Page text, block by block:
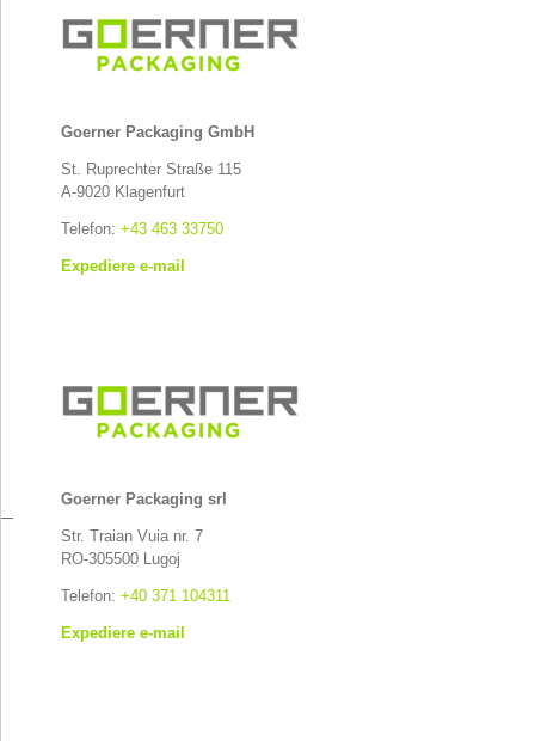
Goerner Packaging GmbH
St. Ruprechter Straße 115
A-9020 Klagenfurt
Telefon: +43 463 33750
Expediere e-mail
Goerner Packaging srl
Str. Traian Vuia nr. 7
RO-305500 Lugoj
Telefon: +40 371 104311
Expediere e-mail